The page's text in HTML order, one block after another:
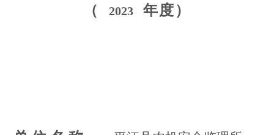
（ 2023 年度）